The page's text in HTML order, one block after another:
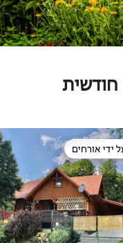
נכסים מועדפים על ידי אורחים
ידי אורחים